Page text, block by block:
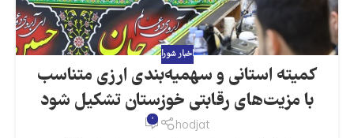
اخبار شورا
کمیته استانی و سهمیه‌بندی ارزی متناسب
با مزیت‌های رقابتی خوزستان تشکیل شود
hodjat
0